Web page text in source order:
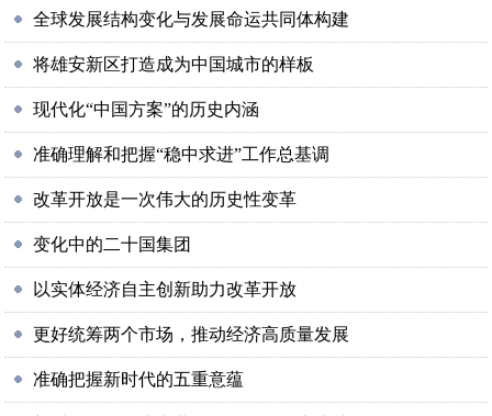
全球发展结构变化与发展命运共同体构建
将雄安新区打造成为中国城市的样板
现代化“中国方案”的历史内涵
准确理解和把握“稳中求进”工作总基调
改革开放是一次伟大的历史性变革
变化中的二十国集团
以实体经济自主创新助力改革开放
更好统筹两个市场，推动经济高质量发展
准确把握新时代的五重意蕴